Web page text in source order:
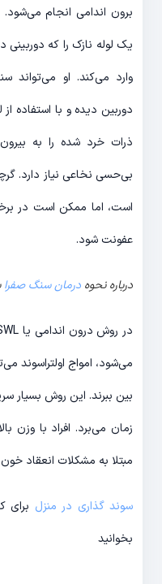
یک لوله نازک را که دوربینی
وارد می‌کند. او می‌تواند
دوربین دیده و با استفاده
ذرات خرد شده را به
بی‌حسی نخاعی نیاز دارد.
است، اما ممکن است در
عفونت شود.
درباره نحوه درمان سنگ صفرا
می‌شود، امواج اولتراسوند
مبتلا به مشکلات انعقاد
سوند گذاری در منزل برای
بخوانید